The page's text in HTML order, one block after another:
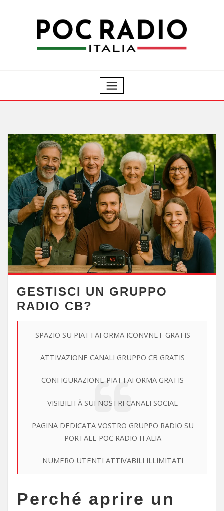
GESTISCI UN GRUPPO
RADIO CB?
SPAZIO SU PIATTAFORMA ICONVNET GRATIS
ATTIVAZIONE CANALI GRUPPO CB GRATIS
CONFIGURAZIONE PIATTAFORMA GRATIS
VISIBILITÀ SUI NOSTRI CANALI SOCIAL
PAGINA DEDICATA VOSTRO GRUPPO RADIO SU
PORTALE POC RADIO ITALIA
NUMERO UTENTI ATTIVABILI ILLIMITATI
Perché aprire un